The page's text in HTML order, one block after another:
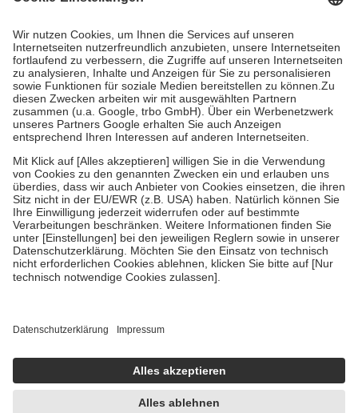
Kosten dafür, der Versicherte trägt einen Teil davon als Zuzahlung
Grundsätzlich leisten Mitglieder Zuzahlungen in Höhe von zehn
Prozent des Abgabepreises,mindestens jedochfünf Euround
höchstens zehn Euro.Es sind jedoch nie mehr als die tatsächlichen
Kosten der Leistung zu entrichten.
Diese Regeln gelten grundsätzlich auch für Online-Apotheken.
Bei Heilmitteln und häuslicher Krankenpflege beträgt die
Zuzahlung zehn Prozent der Kosten sowie zehn Euro je
Verordnung.
Um das Engagement der Versicherten für ihre eigene Gesundheit zu
stärken und die besondere Stellung der Familie zu unterstützen,
fallenkeine Zuzahlungenan bei:
• Kindern und Jugendlichen bis zum vollendeten 18. Lebensjahr
mit Ausnahme der Fahrkosten
• Untersuchungen zur Vorsorge und Früherkennung, die von der
GKV getragen werden
Einholung von Bewertungen. Trusted Shops hat Maßnahmen
getroffen, um sicherzustellen, dass es sich um echte Bewertungen
handelt. Mehr Informationen findest du hier:
https://help.etrusted.com/hc/de/articles/4419944605341